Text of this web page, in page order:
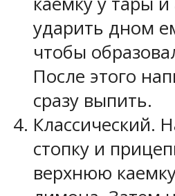
ударить дном
чтобы
После этого
сразу выпить.
Классический.
стопку и
верхнюю